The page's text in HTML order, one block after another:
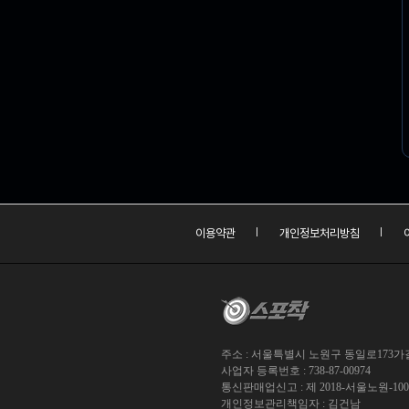
이용약관 개인정보처리방침
주소 : 서울특별시 노원구 동일로173가
사업자 등록번호 : 738-87-00974
통신판매업신고 : 제 2018-서울노원-
개인정보관리책임자 : 김건남